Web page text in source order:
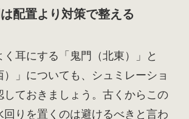
配置より対策で整える
く耳にする「鬼門（北東）」と
）」についても、シュミレーショ
しておきましょう。古くからこの
回りを置くのは避けるべきと言わ